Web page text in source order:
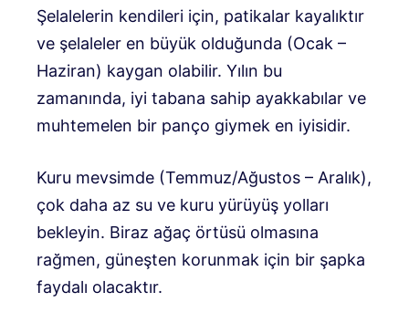
Şelalelerin kendileri için, patikalar kayalıktır
ve şelaleler en büyük olduğunda (Ocak –
Haziran) kaygan olabilir. Yılın bu
zamanında, iyi tabana sahip ayakkabılar ve
muhtemelen bir panço giymek en iyisidir.
Kuru mevsimde (Temmuz/Ağustos – Aralık),
çok daha az su ve kuru yürüyüş yolları
bekleyin. Biraz ağaç örtüsü olmasına
rağmen, güneşten korunmak için bir şapka
faydalı olacaktır.